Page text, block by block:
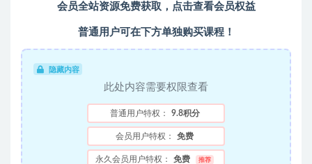
会员全站资源免费获取，点击查看会员权益
普通用户可在下方单独购买课程！
隐藏内容
此处内容需要权限查看
普通用户特权： 9.8积分
会员用户特权： 免费
永久会员用户特权： 免费 推荐